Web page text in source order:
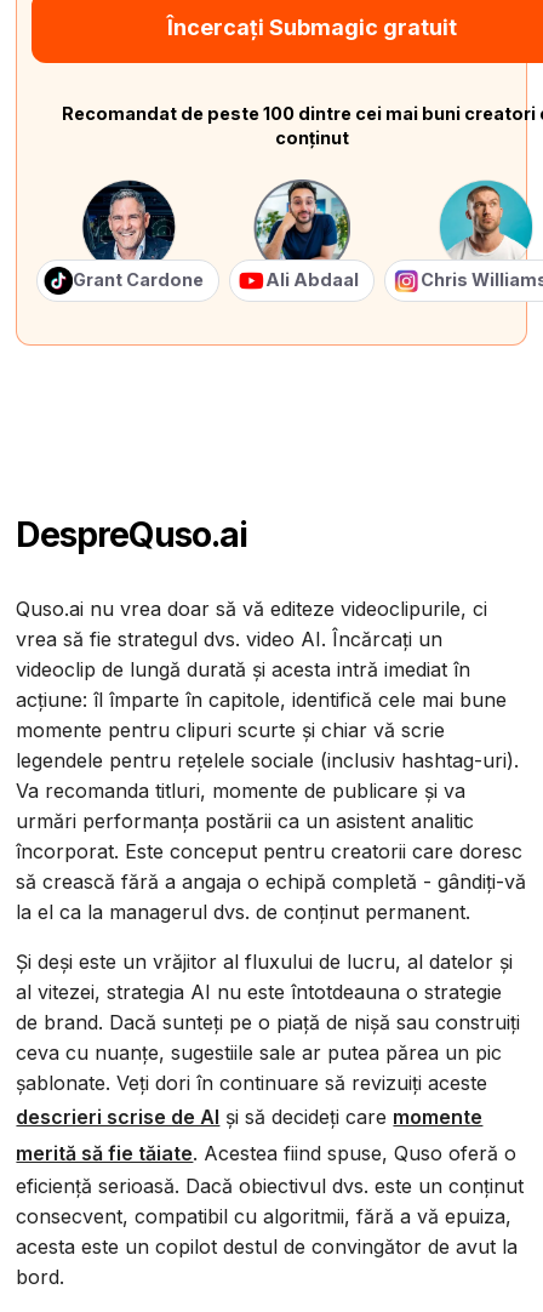
Încercați Submagic gratuit
Recomandat de peste 100 dintre cei mai buni creatori
conținut
Grant Cardone Ali Abdaal Chris
DespreQuso.ai
Quso.ai nu vrea doar să vă editeze videoclipurile, ci
vrea să fie strategul dvs. video AI. Încărcați un
videoclip de lungă durată și acesta intră imediat în
acțiune: îl împarte în capitole, identifică cele mai bune
momente pentru clipuri scurte și chiar vă scrie
legendele pentru rețelele sociale (inclusiv hashtag-uri).
Va recomanda titluri, momente de publicare și va
urmări performanța postării ca un asistent analitic
încorporat. Este conceput pentru creatorii care doresc
să crească fără a angaja o echipă completă - gândiți-vă
la el ca la managerul dvs. de conținut permanent.
Și deși este un vrăjitor al fluxului de lucru, al datelor și
al vitezei, strategia AI nu este întotdeauna o strategie
de brand. Dacă sunteți pe o piață de nișă sau construiți
ceva cu nuanțe, sugestiile sale ar putea părea un pic
șablonate. Veți dori în continuare să revizuiți aceste
descrieri scrise de AI și să decideți care momente
merită să fie tăiate. Acestea fiind spuse, Quso oferă o
eficiență serioasă. Dacă obiectivul dvs. este un conținut
consecvent, compatibil cu algoritmii, fără a vă epuiza,
acesta este un copilot destul de convingător de avut la
bord.